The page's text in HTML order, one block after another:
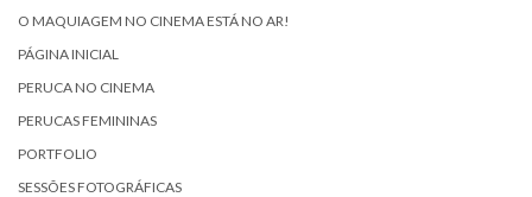
O MAQUIAGEM NO CINEMA ESTÁ NO AR!
PÁGINA INICIAL
PERUCA NO CINEMA
PERUCAS FEMININAS
PORTFOLIO
SESSÕES FOTOGRÁFICAS